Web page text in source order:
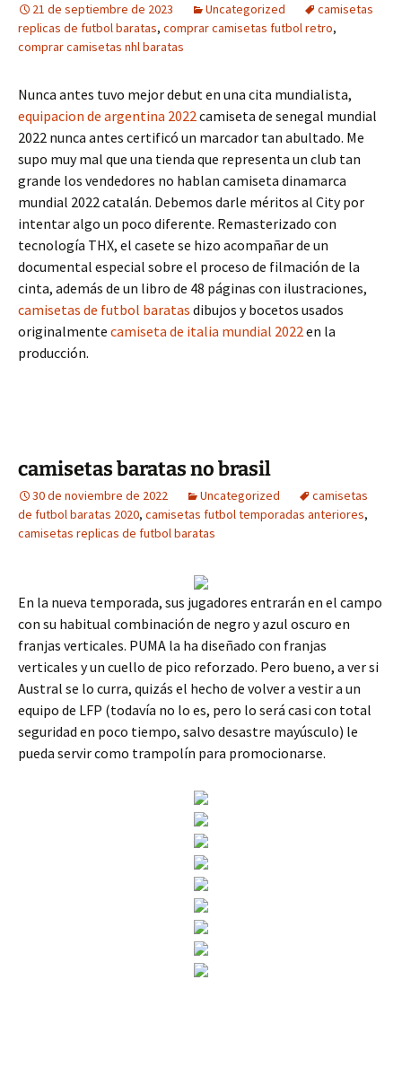
21 de septiembre de 2023 Uncategorized
camisetas
replicas de futbol baratas, comprar camisetas futbol retro,
comprar camisetas nhl baratas
Nunca antes tuvo mejor debut en una cita mundialista,
equipacion de argentina 2022camiseta de senegal mundial
2022 nunca antes certificó un marcador tan abultado. Me
supo muy mal que una tienda que representa un club tan
grande los vendedores no hablan camiseta dinamarca
mundial 2022 catalán. Debemos darle méritos al City por
intentar algo un poco diferente. Remasterizado con
tecnología THX, el casete se hizo acompañar de un
documental especial sobre el proceso de filmación de la
cinta, además de un libro de 48 páginas con ilustraciones,
camisetas de futbol baratas dibujos y bocetos usados
originalmente camiseta de italia mundial 2022en la
producción.
camisetas baratas no brasil
30 de noviembre de 2022 Uncategorized
camisetas
de futbol baratas 2020, camisetas futbol temporadas anteriores,
camisetas replicas de futbol baratas
En la nueva temporada, sus jugadores entrarán en el campo
con su habitual combinación de negro y azul oscuro en
franjas verticales. PUMA la ha diseñado con franjas
verticales y un cuello de pico reforzado. Pero bueno, a ver si
Austral se lo curra, quizás el hecho de volver a vestir a un
equipo de LFP (todavía no lo es, pero lo será casi con total
seguridad en poco tiempo, salvo desastre mayúsculo) le
pueda servir como trampolín para promocionarse.